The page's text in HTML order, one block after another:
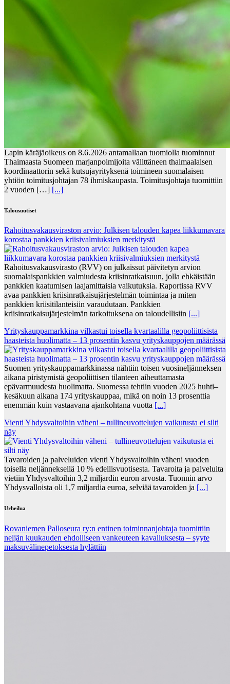
Lapin käräjäoikeus on 8.6.2026 antamallaan tuomiolla tuominnut
Thaimaasta Suomeen marjanpoimijoita välittäneen thaimaalaisen
koordinaattorin sekä kutsujayrityksenä toimineen suomalaisen
yhtiön toimitusjohtajan 78 ihmiskaupasta. Toimitusjohtaja tuomittiin
2 vuoden […] [...]
Talousuutiset
Rahoitusvakausviraston arvio: Julkisen talouden kapea liikkumavara
korostaa pankkien kriisivalmiuksien merkitystä
Rahoitusvakausvirasto (RVV) on julkaissut päivitetyn arvion
suomalaispankkien valmiudesta kriisinratkaisuun, jolla ehkäistään
pankkien kaatumisen laajamittaisia vaikutuksia. Raportissa RVV
avaa pankkien kriisinratkaisujärjestelmän toimintaa ja miten
pankkien kriisitilanteisiin varaudutaan. Pankkien
kriisinratkaisujärjestelmän tarkoituksena on taloudellisiin [...]
Yrityskauppamarkkina vilkastui toisella kvartaalilla geopoliittisista
haasteista huolimatta – 13 prosentin kasvu yrityskauppojen määrässä
Suomen yrityskauppamarkkinassa nähtiin toisen vuosineljänneksen
aikana piristymistä geopoliittisen tilanteen aiheuttamasta
epävarmuudesta huolimatta. Suomessa tehtiin vuoden 2025 huhti–
kesäkuun aikana 174 yrityskauppaa, mikä on noin 13 prosenttia
enemmän kuin vastaavana ajankohtana vuotta [...]
Vienti Yhdysvaltoihin väheni – tullineuvottelujen vaikutusta ei silti
näy
Tavaroiden ja palveluiden vienti Yhdysvaltoihin väheni vuoden
toisella neljänneksellä 10 % edellisvuotisesta. Tavaroita ja palveluita
vietiin Yhdysvaltoihin 3,2 miljardin euron arvosta. Tuonnin arvo
Yhdysvalloista oli 1,7 miljardia euroa, selviää tavaroiden ja [...]
Urheilua
Rovaniemen Palloseura ry:n entinen toiminnanjohtaja tuo­mit­tiin
neljän kuu­kau­den eh­dol­li­seen van­keu­teen ka­val­luk­ses­ta – syyte
mak­su­vä­li­ne­pe­tok­ses­ta hy­lät­tiin